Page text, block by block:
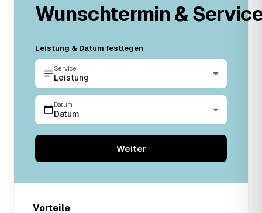
Wunschtermin &
Leistung & Datum festlegen
Service
Leistung
Datum
Datum
Weiter
Vorteile